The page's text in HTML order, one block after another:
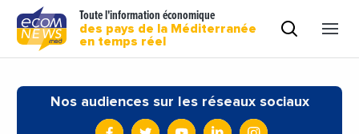
Toute l'information économique
des pays de la Méditerranée
en temps réel
Nos audiences sur les réseaux sociaux